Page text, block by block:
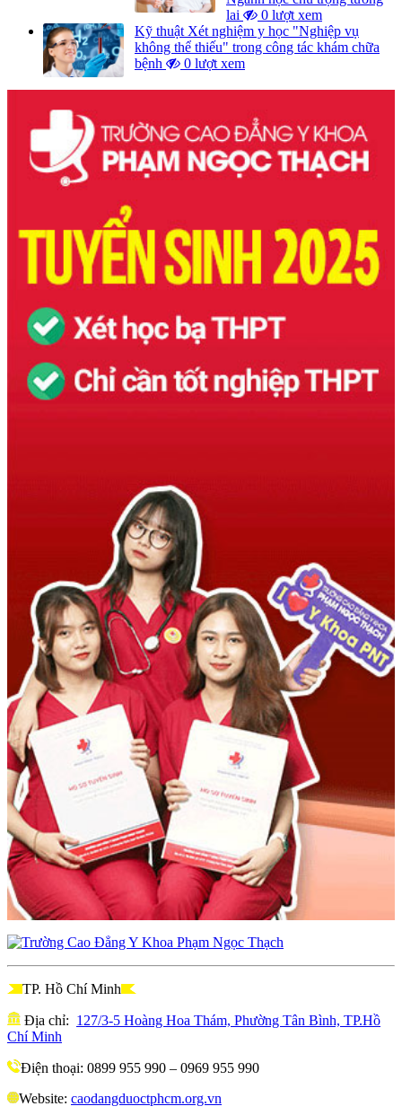
lai
0 lượt xem
Kỹ thuật Xét nghiệm y học "Nghiệp vụ
không thể thiếu" trong công tác khám chữa
bệnh
0 lượt xem
TP. Hồ Chí Minh
Địa chỉ: 127/3-5 Hoàng Hoa Thám, Phường Tân Bình, TP.Hồ
Chí Minh
Điện thoại: 0899 955 990 – 0969 955 990
Website: caodangduoctphcm.org.vn